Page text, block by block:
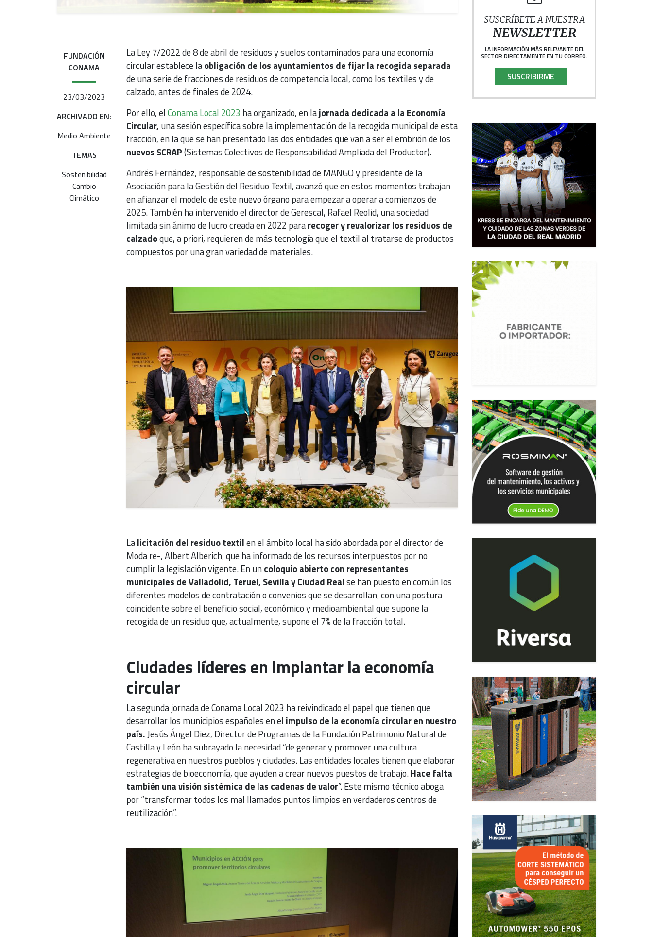
FUNDACIÓN
CONAMA
23/03/2023
ARCHIVADO EN:
Medio Ambiente
TEMAS
Sostenibilidad
Cambio
Climático
La Ley 7/2022 de 8 de abril de residuos y suelos contaminados para una economía
circular establece laobligación de los ayuntamientos de fijar la recogida separada
de una serie de fracciones de residuos de competencia local, como los textiles y de
calzado, antes de finales de 2024.
Por ello, elConama Local 2023 ha organizado, en lajornada dedicada a la Economía
Circular, una sesión específica sobre la implementación de la recogida municipal de esta
fracción, en la que se han presentado las dos entidades que van a ser el embrión de los
nuevos SCRAP(Sistemas Colectivos de Responsabilidad Ampliada del Productor).
Andrés Fernández, responsable de sostenibilidad de MANGO y presidente de la
Asociación para la Gestión del Residuo Textil, avanzó que en estos momentos trabajan
en afianzar el modelo de este nuevo órgano para empezar a operar a comienzos de
2025. También ha intervenido el director de Gerescal, Rafael Reolid, una sociedad
limitada sin ánimo de lucro creada en 2022 pararecoger y revalorizar los residuos de
calzadoque, a priori, requieren de más tecnología que el textil al tratarse de productos
compuestos por una gran variedad de materiales.
Lalicitación del residuo textilen el ámbito local ha sido abordada por el director de
Moda re-, Albert Alberich, que ha informado de los recursos interpuestos por no
cumplir la legislación vigente. En uncoloquio abierto con representantes
municipales de Valladolid, Teruel, Sevilla y Ciudad Realse han puesto en común los
diferentes modelos de contratación o convenios que se desarrollan, con una postura
coincidente sobre el beneficio social, económico y medioambiental que supone la
recogida de un residuo que, actualmente, supone el 7% de la fracción total.
Ciudades líderes en implantar la economía
circular
La segunda jornada de Conama Local 2023 ha reivindicado el papel que tienen que
desarrollar los municipios españoles en el impulso de la economía circular en nuestro
país.Jesús Ángel Diez, Director de Programas de la Fundación Patrimonio Natural de
Castilla y León ha subrayado la necesidad “de generar y promover una cultura
regenerativa en nuestros pueblos y ciudades. Las entidades locales tienen que elaborar
estrategias de bioeconomía, que ayuden a crear nuevos puestos de trabajo.Hace falta
también una visión sistémica de las cadenas de valor”. Este mismo técnico aboga
por “transformar todos los mal llamados puntos limpios en verdaderos centros de
reutilización”.
SUSCRÍBETE A NUESTRA
NEWSLETTER
LA INFORMACIÓN MÁS RELEVANTE DEL
SECTOR DIRECTAMENTE EN TU CORREO.
SUSCRIBIRME